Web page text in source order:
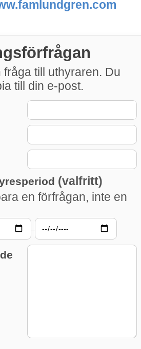
fråga till uthyraren. Du
till din e-post.
(valfritt)
en förfrågan, inte en
–